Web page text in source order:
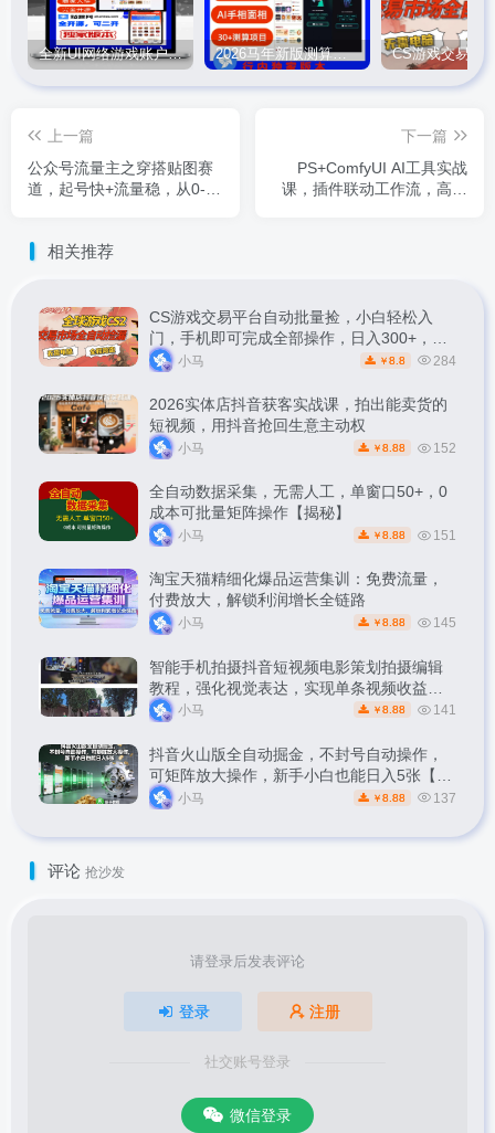
全新UI网络游戏账户交易平台系统 全开源版本 2026马年新版测算系统源码
上一篇
公众号流量主之穿搭贴图赛
道，起号快+流量稳，从0-1
下一篇
PS+ComfyUI AI工具实战
课，插件联动工作流，高清
相关推荐
CS游戏交易平台自动批量捡，小白轻松入
门，手机即可完成全部操作，日入300+，轻
松副业【揭秘】
小马 ￥ 8.8 284
2026实体店抖音获客实战课，拍出能卖货的
短视频，用抖音抢回生意主动权
小马 ￥ 8.88 152
全自动数据采集，无需人工，单窗口50+，0
成本可批量矩阵操作【揭秘】
小马 ￥ 8.88 151
淘宝天猫精细化爆品运营集训：免费流量，
付费放大，解锁利润增长全链路
小马 ￥ 8.88 145
智能手机拍摄抖音短视频电影策划拍摄编辑
教程，强化视觉表达，实现单条视频收益破
1k
小马 ￥ 8.88 141
抖音火山版全自动掘金，不封号自动操作，
可矩阵放大操作，新手小白也能日入5张【揭
秘】小马 ￥ 8.88 137
评论 抢沙发
请登录后发表评论
登录 注册
社交账号登录
微信登录